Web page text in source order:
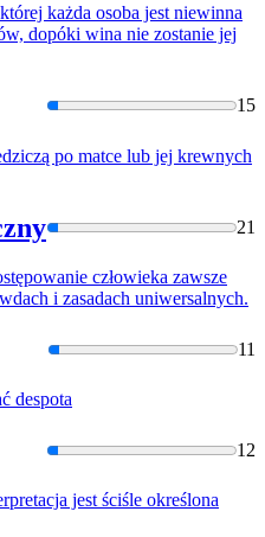
każda osoba jest niewinna
dopóki wina nie zostanie jej
15
po matce lub jej krewnych
21
człowieka zawsze
i zasadach uniwersalnych.
11
despota
12
jest ściśle określona